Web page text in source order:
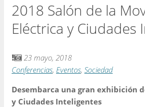
2018 Salón de la
Eléctrica y Ciudades
23 mayo, 2018
Conferencias, Eventos, Sociedad
Desembarca una gran exhibición
y Ciudades Inteligentes